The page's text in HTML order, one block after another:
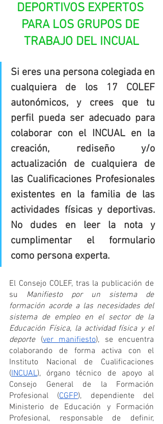
DEPORTIVOS EXPERTOS
PARA LOS GRUPOS DE
TRABAJO DEL INCUAL
Si eres una persona colegiada en
cualquiera de los 17 COLEF
autonómicos, y crees que tu
perfil pueda ser adecuado para
colaborar con el INCUAL en la
creación, rediseño y/o
actualización de cualquiera de
las Cualificaciones Profesionales
existentes en la familia de las
actividades físicas y deportivas.
No dudes en leer la nota y
cumplimentar el formulario
como persona experta.
El Consejo COLEF, tras la publicación de
su Manifiesto por un sistema de
formación acorde a las necesidades del
sistema de empleo en el sector de la
Educación Física, la actividad física y el
deporte (ver manifiesto), se encuentra
colaborando de forma activa con el
Instituto Nacional de Cualificaciones
(INCUAL), órgano técnico de apoyo al
Consejo General de la Formación
Profesional (CGFP), dependiente del
Ministerio de Educación y Formación
Profesional, responsable de definir,